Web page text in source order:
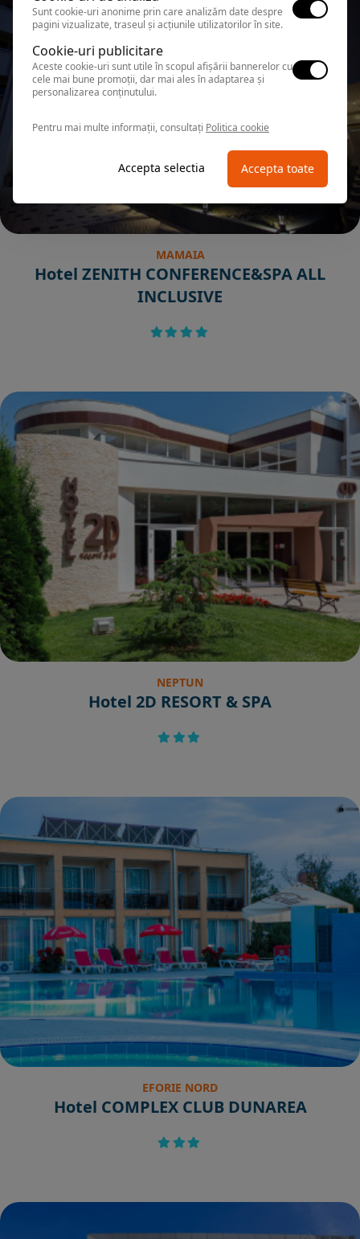
MAMAIA
Hotel ZENITH CONFERENCE&SPA ALL
INCLUSIVE
NEPTUN
Hotel 2D RESORT & SPA
EFORIE NORD
Hotel COMPLEX CLUB DUNAREA
Sunt cookie-uri anonime prin care analizăm date despre
pagini vizualizate, traseul și acțiunile utilizatorilor în site.
Cookie-uri publicitare
Aceste cookie-uri sunt utile în scopul afișării bannerelor cu
cele mai bune promoții, dar mai ales în adaptarea și
personalizarea conținutului.
Pentru mai multe informații, consultați Politica cookie
Accepta selectia Accepta toate